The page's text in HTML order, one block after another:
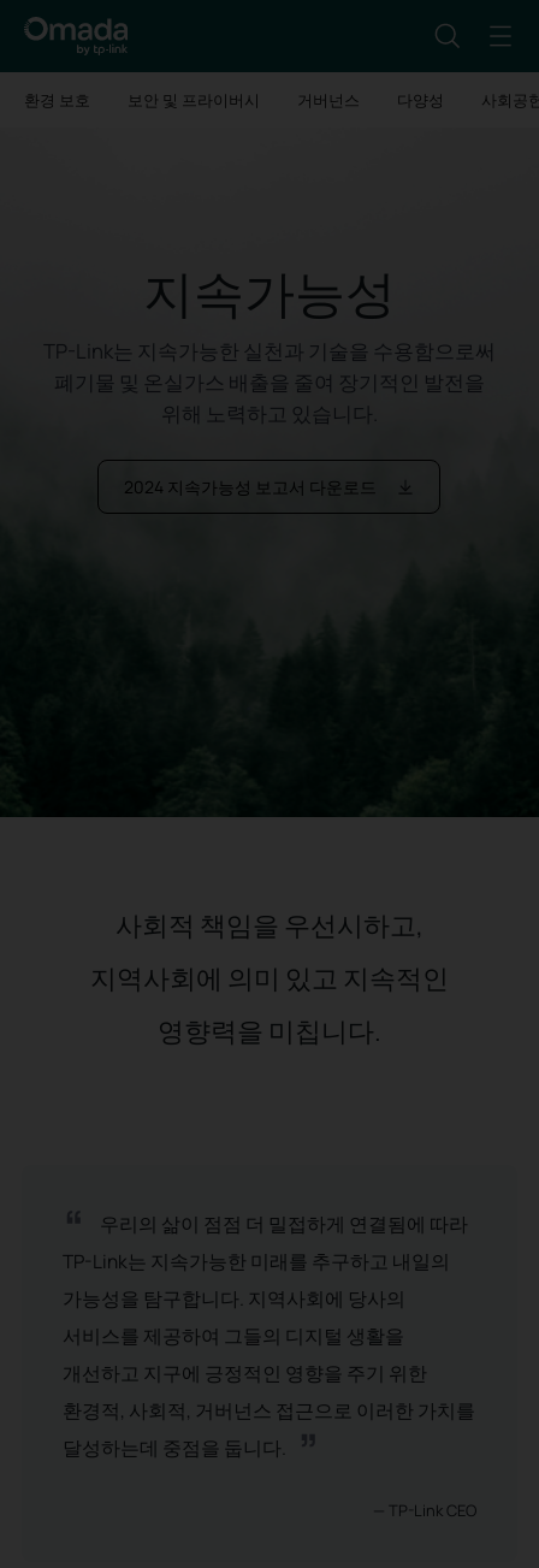
환경 보호 보안 및 프라이버시 거버넌스 다양성 사회공
지속가능성
TP-Link는 지속가능한 실천과 기술을 수용함으로써
폐기물 및 온실가스 배출을 줄여 장기적인 발전을
위해 노력하고 있습니다.
2024 지속가능성 보고서 다운로드
사회적 책임을 우선시하고,
지역사회에 의미 있고 지속적인
영향력을 미칩니다.
우리의 삶이 점점 더 밀접하게 연결됨에 따라
TP-Link는 지속가능한 미래를 추구하고 내일의
가능성을 탐구합니다. 지역사회에 당사의
서비스를 제공하여 그들의 디지털 생활을
개선하고 지구에 긍정적인 영향을 주기 위한
환경적, 사회적, 거버넌스 접근으로 이러한 가치를
달성하는데 중점을 둡니다.
— TP-Link CEO